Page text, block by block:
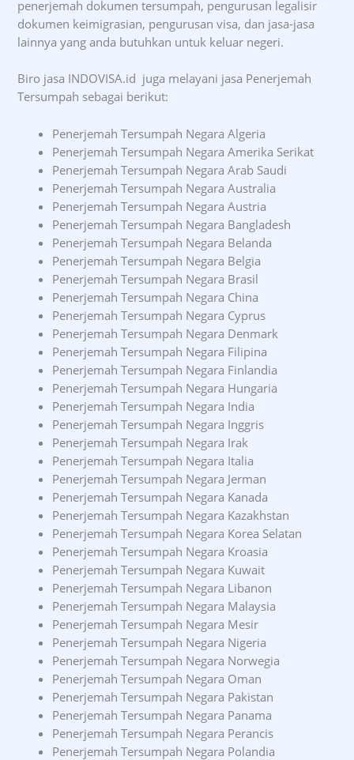
penerjemah dokumen tersumpah, pengurusan legalisir
dokumen keimigrasian, pengurusan visa, dan jasa-jasa
lainnya yang anda butuhkan untuk keluar negeri.
Biro jasa INDOVISA.id juga melayani jasa Penerjemah
Tersumpah sebagai berikut:
Penerjemah Tersumpah Negara Algeria
Penerjemah Tersumpah Negara Amerika Serikat
Penerjemah Tersumpah Negara Arab Saudi
Penerjemah Tersumpah Negara Australia
Penerjemah Tersumpah Negara Austria
Penerjemah Tersumpah Negara Bangladesh
Penerjemah Tersumpah Negara Belanda
Penerjemah Tersumpah Negara Belgia
Penerjemah Tersumpah Negara Brasil
Penerjemah Tersumpah Negara China
Penerjemah Tersumpah Negara Cyprus
Penerjemah Tersumpah Negara Denmark
Penerjemah Tersumpah Negara Filipina
Penerjemah Tersumpah Negara Finlandia
Penerjemah Tersumpah Negara Hungaria
Penerjemah Tersumpah Negara India
Penerjemah Tersumpah Negara Inggris
Penerjemah Tersumpah Negara Irak
Penerjemah Tersumpah Negara Italia
Penerjemah Tersumpah Negara Jerman
Penerjemah Tersumpah Negara Kanada
Penerjemah Tersumpah Negara Kazakhstan
Penerjemah Tersumpah Negara Korea Selatan
Penerjemah Tersumpah Negara Kroasia
Penerjemah Tersumpah Negara Kuwait
Penerjemah Tersumpah Negara Libanon
Penerjemah Tersumpah Negara Malaysia
Penerjemah Tersumpah Negara Mesir
Penerjemah Tersumpah Negara Nigeria
Penerjemah Tersumpah Negara Norwegia
Penerjemah Tersumpah Negara Oman
Penerjemah Tersumpah Negara Pakistan
Penerjemah Tersumpah Negara Panama
Penerjemah Tersumpah Negara Perancis
Penerjemah Tersumpah Negara Polandia